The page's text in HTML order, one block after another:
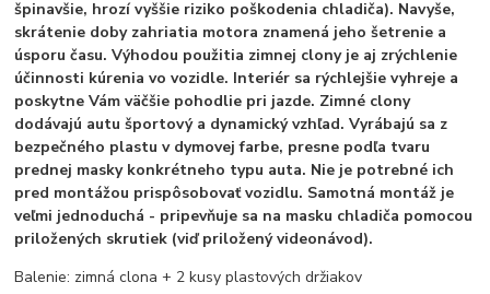
špinavšie, hrozí vyššie riziko poškodenia chladiča). Navyše,
skrátenie doby zahriatia motora znamená jeho šetrenie a
úsporu času. Výhodou použitia zimnej clony je aj zrýchlenie
účinnosti kúrenia vo vozidle. Interiér sa rýchlejšie vyhreje a
poskytne Vám väčšie pohodlie pri jazde. Zimné clony
dodávajú autu športový a dynamický vzhľad. Vyrábajú sa z
bezpečného plastu v dymovej farbe, presne podľa tvaru
prednej masky konkrétneho typu auta. Nie je potrebné ich
pred montážou prispôsobovať vozidlu. Samotná montáž je
veľmi jednoduchá - pripevňuje sa na masku chladiča pomocou
priložených skrutiek (viď priložený videonávod).
Balenie: zimná clona + 2 kusy plastových držiakov